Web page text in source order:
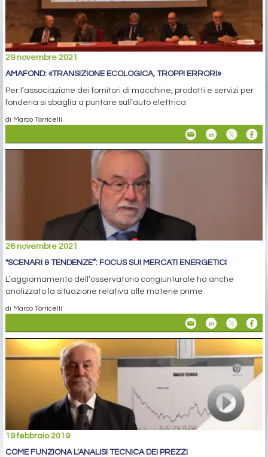
29 novembre 2021
AMAFOND: «TRANSIZIONE ECOLOGICA, TROPPI ERRORI»
Per l’associazione dei fornitori di macchine, prodotti e servizi per
fonderia si sbaglia a puntare sull’auto elettrica
di Marco Torricelli
26 novembre 2021
"SCENARI & TENDENZE”: FOCUS SUI MERCATI ENERGETICI
L’aggiornamento dell’osservatorio congiunturale ha anche
analizzato la situazione relativa alle materie prime
di Marco Torricelli
19 febbraio 2019
COME FUNZIONA L'ANALISI TECNICA DEI PREZZI